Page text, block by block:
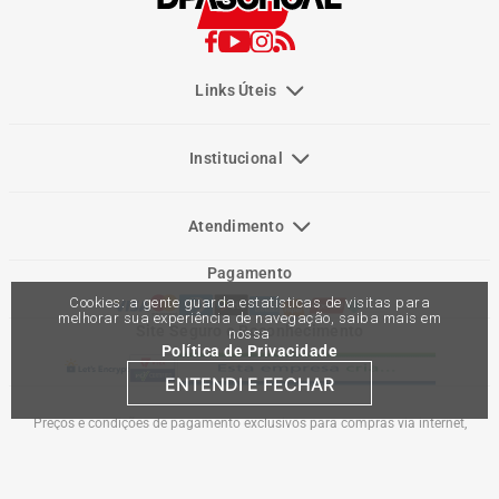
Cookies: a gente guarda estatísticas de visitas para
melhorar sua experiência de navegação, saiba mais em
nossa
Política de Privacidade
ENTENDI E FECHAR
Links Úteis
Institucional
Atendimento
Pagamento
Site Seguro e Reconhecimento
Preços e condições de pagamento exclusivos para compras via internet,